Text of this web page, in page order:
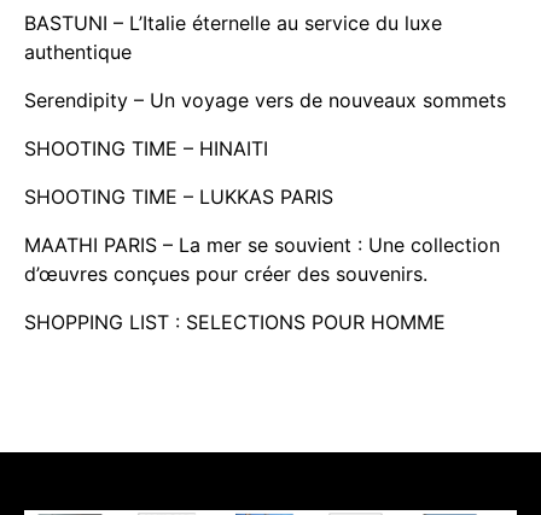
BASTUNI – L’Italie éternelle au service du luxe
authentique
Serendipity – Un voyage vers de nouveaux sommets
SHOOTING TIME – HINAITI
SHOOTING TIME – LUKKAS PARIS
MAATHI PARIS – La mer se souvient : Une collection
d’œuvres conçues pour créer des souvenirs.
SHOPPING LIST : SELECTIONS POUR HOMME